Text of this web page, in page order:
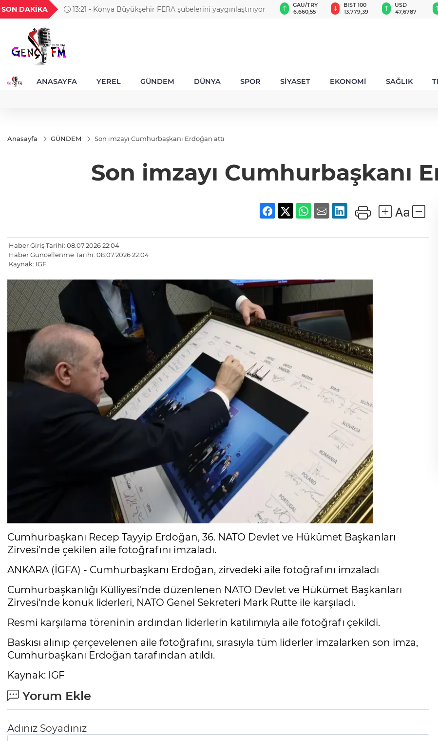
SON DAKİKA 13:21 - Konya Büyükşehir FERA şubelerini yaygınlaştırıyor
1,1849
GEL
18,2677
TND
16,3788
BGN
27,9743
0,0018
GAU/TRY
6.660,55
BIST 100
13.779,39
USD
47,6787
ANASAYFA YEREL GÜNDEM DÜNYA SPOR SİYASET EKONOMİ SAĞLIK
Anasayfa GÜNDEM Son imzayı Cumhurbaşkanı Erdoğan attı
Son imzayı Cumhurbaşkanı
Haber Giriş Tarihi: 08.07.2026 22:04
Haber Güncellenme Tarihi: 08.07.2026 22:04
Kaynak: IGF
Cumhurbaşkanı Recep Tayyip Erdoğan, 36. NATO Devlet ve Hükûmet Başkanları
Zirvesi'nde çekilen aile fotoğrafını imzaladı.
ANKARA (İGFA) - Cumhurbaşkanı Erdoğan, zirvedeki aile fotoğrafını imzaladı
Cumhurbaşkanlığı Külliyesi'nde düzenlenen NATO Devlet ve Hükümet Başkanları
Zirvesi'nde konuk liderleri, NATO Genel Sekreteri Mark Rutte ile karşıladı.
Resmi karşılama töreninin ardından liderlerin katılımıyla aile fotoğrafı çekildi.
Baskısı alınıp çerçevelenen aile fotoğrafını, sırasıyla tüm liderler imzalarken son imza,
Cumhurbaşkanı Erdoğan tarafından atıldı.
Kaynak: IGF
Yorum Ekle
Adınız Soyadınız